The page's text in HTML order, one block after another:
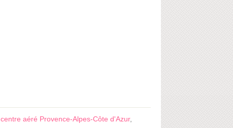
centre aéré Provence-Alpes-Côte d'Azur,